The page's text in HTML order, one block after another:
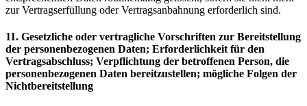
zur Vertragserfüllung oder Vertragsanbahnung erforderlich sind.
11. Gesetzliche oder vertragliche Vorschriften zur Bereitstellung
der personenbezogenen Daten; Erforderlichkeit für den
Vertragsabschluss; Verpflichtung der betroffenen Person, die
personenbezogenen Daten bereitzustellen; mögliche Folgen der
Nichtbereitstellung